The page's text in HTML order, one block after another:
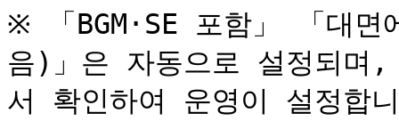
※ 「BGM·SE 포함」 「대
음)」은 자동으로 설정되며
서 확인하여 운영이 설정합